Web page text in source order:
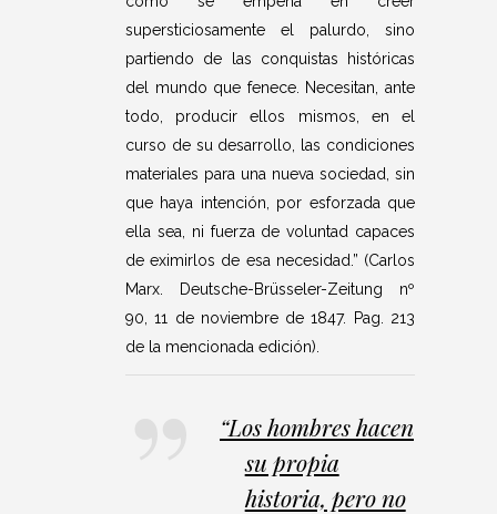
supersticiosamente el palurdo, sino
partiendo de las conquistas históricas
del mundo que fenece. Necesitan, ante
todo, producir ellos mismos, en el
curso de su desarrollo, las condiciones
materiales para una nueva sociedad, sin
que haya intención, por esforzada que
ella sea, ni fuerza de voluntad capaces
de eximirlos de esa necesidad.” (Carlos
Marx. Deutsche-Brüsseler-Zeitung nº
90, 11 de noviembre de 1847. Pag. 213
de la mencionada edición).
“Los hombres hacen
su propia
historia, pero no